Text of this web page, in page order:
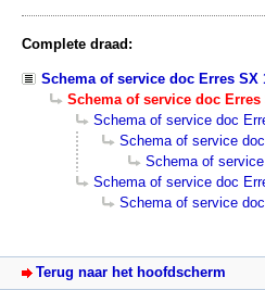
Complete draad:
Schema of service doc Erres SX
Schema of service doc Erres
Schema of service doc
Schema of service
Schema of
Schema of service doc
Schema of service
Terug naar het hoofdscherm